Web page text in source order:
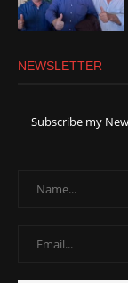
NEWSLETTER
Subscribe my